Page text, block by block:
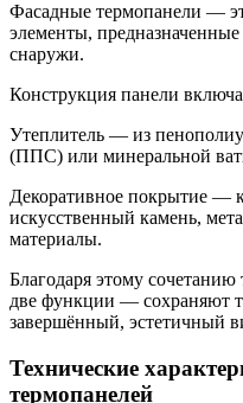
Фасадные термопанели —
элементы,
снаружи.
Конструкция панели
Утеплитель — из
(ППС) или минеральной
Декоративное покрытие —
искусственный камень,
материалы.
Благодаря этому
две функции — сохраняют
завершённый, эстетичный
Технические
термопанелей